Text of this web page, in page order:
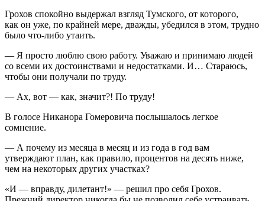
Грохов спокойно выдержал взгляд Тумского, от которого,
как он уже, по крайней мере, дважды, убедился в этом, трудно
было что-либо утаить.
— Я просто люблю свою работу. Уважаю и принимаю людей
со всеми их достоинствами и недостатками. И… Стараюсь,
чтобы они получали по труду.
— Ах, вот — как, значит?! По труду!
В голосе Никанора Гомеровича послышалось легкое
сомнение.
— А почему из месяца в месяц и из года в год вам
утверждают план, как правило, процентов на десять ниже,
чем на некоторых других участках?
«И — вправду, дилетант!» — решил про себя Грохов.